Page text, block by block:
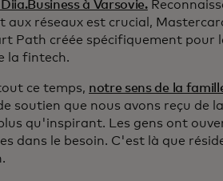
à Varsovie.
aux réseaux est crucial,
Path créée spécifiquement pour
la fintech.
ce temps, notre sens de la
soutien que nous avons reçu de
qu'inspirant. Les gens ont
dans le besoin. C'est là que